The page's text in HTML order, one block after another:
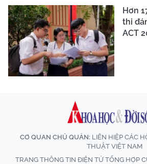
Hơn
thi
ACT
CƠ QUAN CHỦ QUẢN: LIÊN HIỆP CÁC
THUẬT VIỆT NAM
TRANG THÔNG TIN ĐIỆN TỬ TỔNG HỢP